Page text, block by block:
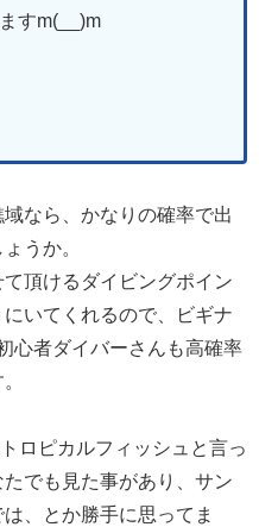
すm(__)m
なら、かなりの確率で出
うか。
頂けるダイビングポイン
いてくれるので、ビギナ
心者ダイバーさんも高確率
ロピカルフィッシュと言っ
でも見た事があり、サン
、とか勝手に思ってま